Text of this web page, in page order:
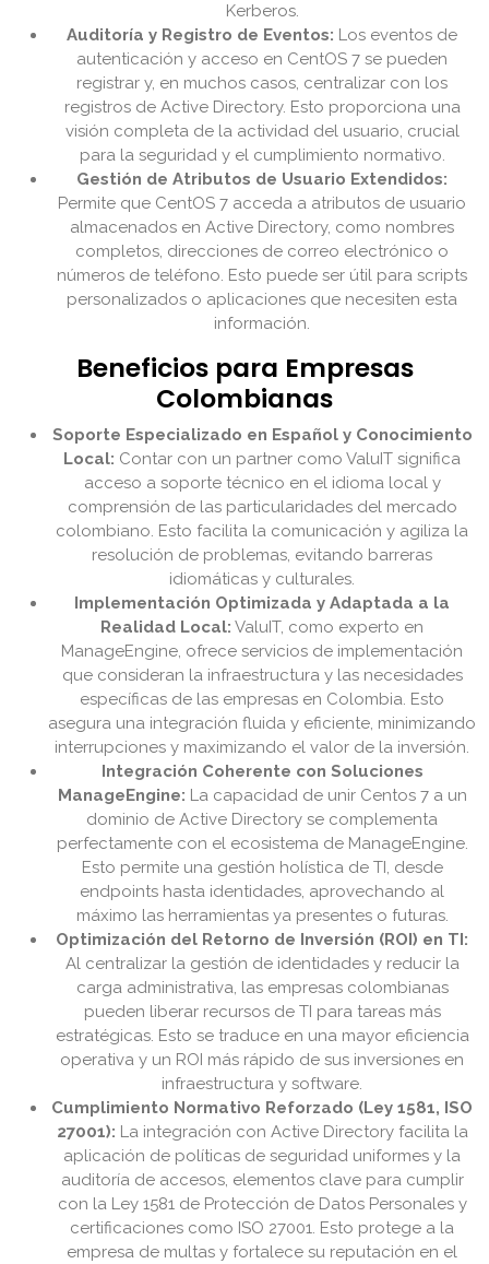
Kerberos.
Auditoría y Registro de Eventos: Los eventos de
autenticación y acceso en CentOS 7 se pueden
registrar y, en muchos casos, centralizar con los
registros de Active Directory. Esto proporciona una
visión completa de la actividad del usuario, crucial
para la seguridad y el cumplimiento normativo.
Gestión de Atributos de Usuario Extendidos:
Permite que CentOS 7 acceda a atributos de usuario
almacenados en Active Directory, como nombres
completos, direcciones de correo electrónico o
números de teléfono. Esto puede ser útil para scripts
personalizados o aplicaciones que necesiten esta
información.
Beneficios para Empresas
Colombianas
Soporte Especializado en Español y Conocimiento
Local: Contar con un partner como ValuIT significa
acceso a soporte técnico en el idioma local y
comprensión de las particularidades del mercado
colombiano. Esto facilita la comunicación y agiliza la
resolución de problemas, evitando barreras
idiomáticas y culturales.
Implementación Optimizada y Adaptada a la
Realidad Local: ValuIT, como experto en
ManageEngine, ofrece servicios de implementación
que consideran la infraestructura y las necesidades
específicas de las empresas en Colombia. Esto
asegura una integración fluida y eficiente, minimizando
interrupciones y maximizando el valor de la inversión.
Integración Coherente con Soluciones
ManageEngine: La capacidad de unir Centos 7 a un
dominio de Active Directory se complementa
perfectamente con el ecosistema de ManageEngine.
Esto permite una gestión holística de TI, desde
endpoints hasta identidades, aprovechando al
máximo las herramientas ya presentes o futuras.
Optimización del Retorno de Inversión (ROI) en TI:
Al centralizar la gestión de identidades y reducir la
carga administrativa, las empresas colombianas
pueden liberar recursos de TI para tareas más
estratégicas. Esto se traduce en una mayor eficiencia
operativa y un ROI más rápido de sus inversiones en
infraestructura y software.
Cumplimiento Normativo Reforzado (Ley 1581, ISO
27001): La integración con Active Directory facilita la
aplicación de políticas de seguridad uniformes y la
auditoría de accesos, elementos clave para cumplir
con la Ley 1581 de Protección de Datos Personales y
certificaciones como ISO 27001. Esto protege a la
empresa de multas y fortalece su reputación en el